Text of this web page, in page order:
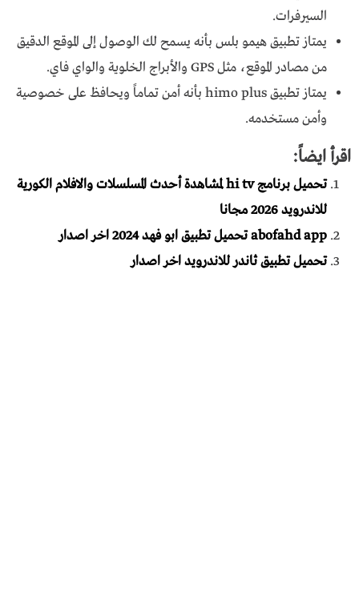
السيرفرات.
يمتاز تطبيق هيمو بلس بأنه يسمح لك الوصول إلى الموقع الدقيق
من مصادر الموقع، مثل GPS والأبراج الخلوية والواي فاي.
يمتاز تطبيق himo plus بأنه أمن تماماً ويحافظ على خصوصية
وأمن مستخدمه.
اقرأ ايضاً:
تحميل برنامج hi tv لمشاهدة أحدث المسلسلات والافلام الكورية
للاندرويد 2026 مجانا
abofahd app تحميل تطبيق ابو فهد 2024 اخر اصدار
تحميل تطبيق ثاندر للاندرويد اخر اصدار